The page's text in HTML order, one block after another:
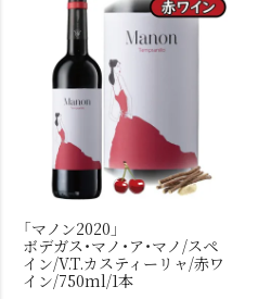
「マノン2020」
ボデガス・マノ・ア・マノ/スペ
イン/V.T.カスティーリャ/赤ワ
イン/750ml/1本